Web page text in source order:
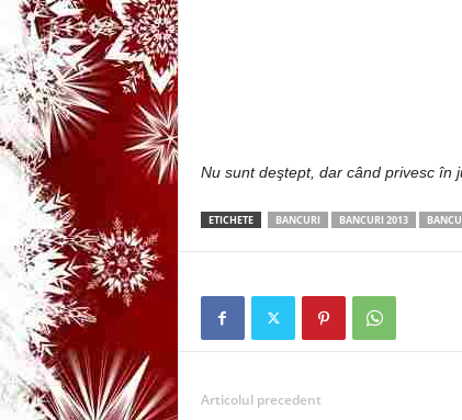
n
c
l
z
Nu sunt deştept, dar când privesc în
ETICHETE BANCURI BANCURI 2013
Articolul precedent